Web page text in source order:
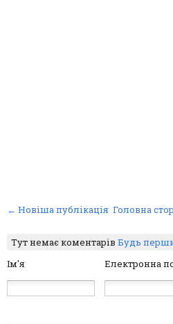
← Новіша публікація Головна
Тут немає коментарівБудь
Ім'я
Електронна